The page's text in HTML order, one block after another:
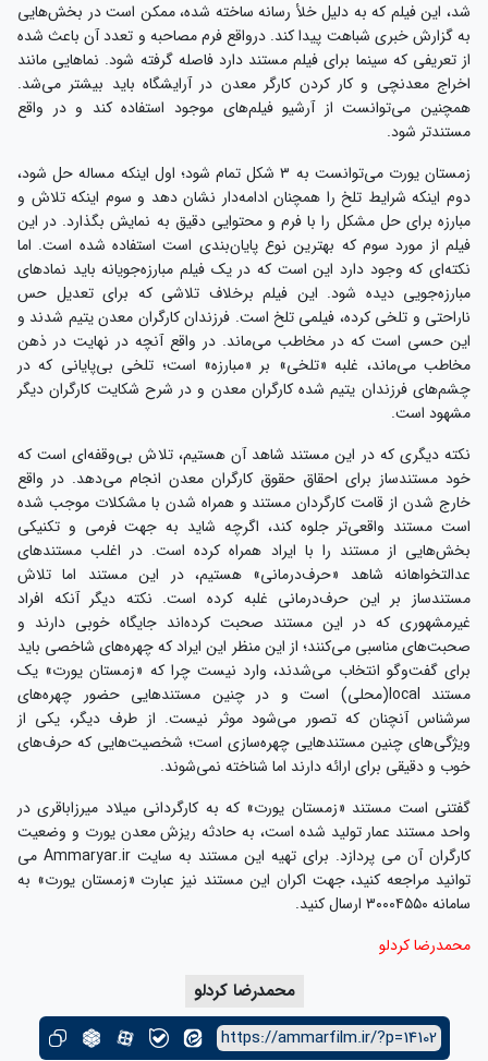
شد، این فیلم که به دلیل خلأ رسانه ساخته شده، ممکن است در بخش‌هایی
به گزارش خبری شباهت پیدا کند. درواقع فرم مصاحبه و تعدد آن باعث شده
از تعریفی که سینما برای فیلم مستند دارد فاصله گرفته شود. نماهایی مانند
اخراج معدنچی و کار کردن کارگر معدن در آرایشگاه باید بیشتر می‌شد.
همچنین می‌توانست از آرشیو فیلم‌های موجود استفاده کند و در واقع
مستندتر شود.
زمستان یورت می‌توانست به ۳ شکل تمام شود؛ اول اینکه مساله حل شود،
دوم اینکه شرایط تلخ را همچنان ادامه‌دار نشان دهد و سوم اینکه تلاش و
مبارزه برای حل مشکل را با فرم و محتوایی دقیق به نمایش بگذارد. در این
فیلم از مورد سوم که بهترین نوع پایان‌بندی است استفاده شده است. اما
نکته‌ای که وجود دارد این است که در یک فیلم مبارزه‌جویانه باید نماد‌های
مبارزه‌جویی دیده شود. این فیلم برخلاف تلاشی که برای تعدیل حس
ناراحتی و تلخی کرده، فیلمی تلخ است. فرزندان کارگران معدن یتیم شدند و
این حسی است که در مخاطب می‌ماند. در واقع آنچه در نهایت در ذهن
مخاطب می‌ماند، غلبه «تلخی» بر «مبارزه» است؛ تلخی بی‌پایانی که در
چشم‌های فرزندان یتیم شده کارگران معدن و در شرح شکایت کارگران دیگر
مشهود است.
نکته دیگری که در این مستند شاهد آن هستیم، تلاش بی‌وقفه‌ای است که
خود مستندساز برای احقاق حقوق کارگران معدن انجام می‌دهد. در واقع
خارج شدن از قامت کارگردان مستند و همراه شدن با مشکلات موجب شده
است مستند واقعی‌تر جلوه کند، اگرچه شاید به جهت فرمی و تکنیکی
بخش‌هایی از مستند را با ایراد همراه کرده است. در اغلب مستندهای
عدالتخواهانه شاهد «حرف‌درمانی» هستیم، در این مستند اما تلاش
مستندساز بر این حرف‌درمانی غلبه کرده است. نکته دیگر آنکه افراد
غیرمشهوری که در این مستند صحبت کرده‌اند جایگاه خوبی دارند و
صحبت‌های مناسبی می‌کنند؛ از این منظر این ایراد که چهره‌های شاخصی باید
برای گفت‌وگو انتخاب می‌شدند، وارد نیست چرا که «زمستان یورت» یک
مستند local(محلی) است و در چنین مستندهایی حضور چهره‌های
سرشناس آنچنان که تصور می‌شود موثر نیست. از طرف دیگر، یکی از
ویژگی‌های چنین مستندهایی چهره‌سازی است؛ شخصیت‌هایی که حرف‌های
خوب و دقیقی برای ارائه دارند اما شناخته نمی‌شوند.
گفتنی است مستند «زمستان یورت» که به کارگردانی میلاد میرزاباقری در
واحد مستند عمار تولید شده است، به حادثه ریزش معدن یورت و وضعیت
کارگران آن می پردازد. برای تهیه این مستند به سایت Ammaryar.ir می
توانید مراجعه کنید، جهت اکران این مستند نیز عبارت «زمستان یورت» به
سامانه ۳۰۰۰۴۵۵۰ ارسال کنید.
محمدرضا کردلو
محمدرضا کردلو
https://ammarfilm.ir/?p=14102